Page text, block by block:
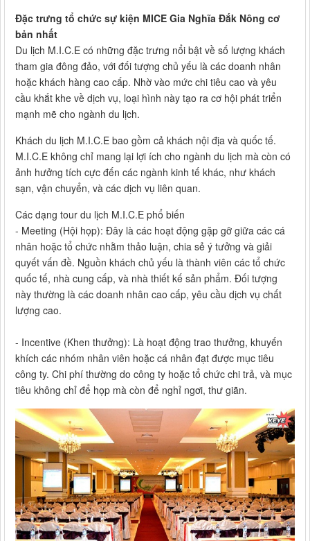
Đặc trưng tổ chức sự kiện MICE Gia Nghĩa Đắk Nông cơ
bản nhất
Du lịch M.I.C.E có những đặc trưng nổi bật về số lượng khách
tham gia đông đảo, với đối tượng chủ yếu là các doanh nhân
hoặc khách hàng cao cấp. Nhờ vào mức chi tiêu cao và yêu
cầu khắt khe về dịch vụ, loại hình này tạo ra cơ hội phát triển
mạnh mẽ cho ngành du lịch.
Khách du lịch M.I.C.E bao gồm cả khách nội địa và quốc tế.
M.I.C.E không chỉ mang lại lợi ích cho ngành du lịch mà còn có
ảnh hưởng tích cực đến các ngành kinh tế khác, như khách
sạn, vận chuyển, và các dịch vụ liên quan.
Các dạng tour du lịch M.I.C.E phổ biến
- Meeting (Hội họp): Đây là các hoạt động gặp gỡ giữa các cá
nhân hoặc tổ chức nhằm thảo luận, chia sẻ ý tưởng và giải
quyết vấn đề. Nguồn khách chủ yếu là thành viên các tổ chức
quốc tế, nhà cung cấp, và nhà thiết kế sản phẩm. Đối tượng
này thường là các doanh nhân cao cấp, yêu cầu dịch vụ chất
lượng cao.
- Incentive (Khen thưởng): Là hoạt động trao thưởng, khuyến
khích các nhóm nhân viên hoặc cá nhân đạt được mục tiêu
công ty. Chi phí thường do công ty hoặc tổ chức chi trả, và mục
tiêu không chỉ để họp mà còn để nghỉ ngơi, thư giãn.